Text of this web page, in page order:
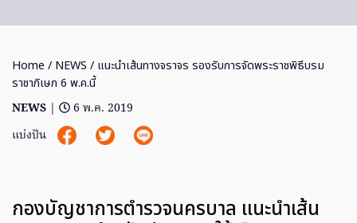
Home / NEWS / แนะนําเส้นทางจราจร รองรับการจัดพระราชพิธีบรม
ราชาภิเษก 6 พ.ค.นี้
NEWS |
6 พ.ค. 2019
แบ่งปัน
กองบัญชาการตำรวจนครบาล แนะนําเส้น